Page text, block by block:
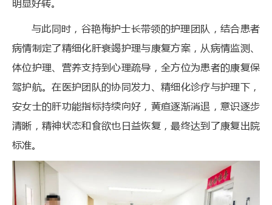
与此同时，谷艳梅护士长带领的护理团队，结合患者
病情制定了精细化肝衰竭护理与康复方案，从病情监测、
体位护理、营养支持到心理疏导，全方位为患者的康复保
驾护航。在医护团队的协同发力、精细化诊疗与护理下，
安女士的肝功能指标持续向好，黄疸逐渐消退，意识逐步
清晰，精神状态和食欲也日益恢复，最终达到了康复出院
标准。